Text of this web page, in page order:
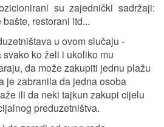
su zajednički sadržaji:
restorani itd...
u ovom slučaju -
ko želi i ukoliko mu
da može zakupiti jednu plažu
je zabranila da jedna osoba
ili da neki tajkun zakupi cijelu
preduzetništva.